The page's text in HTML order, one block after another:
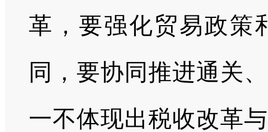
革，要强化贸易政策
同，要协同推进通关
一不体现出税收改革